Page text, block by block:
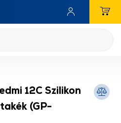
12C Szilikon
(GP-